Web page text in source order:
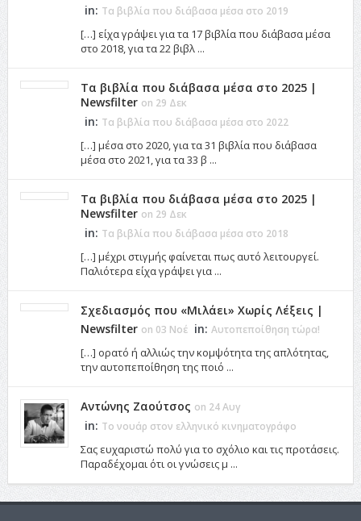
in: Τα βιβλία που διάβασα μέσα στο 2019
[…] είχα γράψει για τα 17 βιβλία που διάβασα μέσα
στο 2018, για τα 22 βιβλ ...
Τα βιβλία που διάβασα μέσα στο 2025 |
Newsfilter on 29 Δεκ
in: Τα βιβλία που διάβασα μέσα στο 2022
[…] μέσα στο 2020, για τα 31 βιβλία που διάβασα
μέσα στο 2021, για τα 33 β ...
Τα βιβλία που διάβασα μέσα στο 2025 |
Newsfilter on 29 Δεκ
in: Τα βιβλία που διάβασα μέσα στο 2018
[…] μέχρι στιγμής φαίνεται πως αυτό λειτουργεί.
Παλιότερα είχα γράψει για ...
Σχεδιασμός που «Μιλάει» Χωρίς Λέξεις |
Newsfilter on 03 Νοέ in: Αυτοπεποίθηση τώρα!
[…] ορατό ή αλλιώς την κομψότητα της απλότητας,
την αυτοπεποίθηση της ποιό ...
Αντώνης Ζαούτσος on 24 Αυγ
in: Το νουάρ στον ελληνικό κινηματογράφο
Σας ευχαριστώ πολύ για το σχόλιο και τις προτάσεις.
Παραδέχομαι ότι οι γνώσεις μ ...